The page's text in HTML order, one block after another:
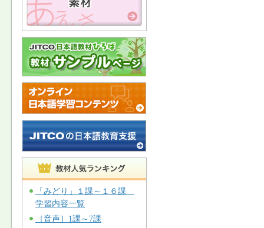
「みどり」１課～１６課
学習内容一覧
［音声］1課～7課